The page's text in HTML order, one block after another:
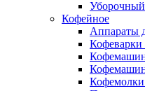
Кофейное
Аппараты
Кофеварки